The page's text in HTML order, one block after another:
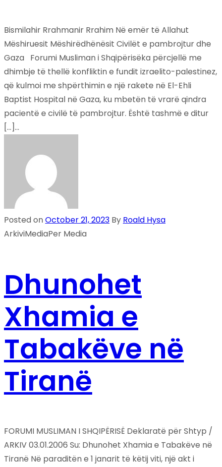
Bismilahir Rrahmanir Rrahim Në emër të Allahut
Mëshiruesit Mëshirëdhënësit Civilët e pambrojtur dhe
Gaza Forumi Musliman i Shqipërisëka përcjellë me
dhimbje të thellë konfliktin e fundit izraelito-palestinez,
që kulmoi me shpërthimin e një rakete në El-Ehli
Baptist Hospital në Gaza, ku mbetën të vrarë qindra
pacientë e civilë të pambrojtur. Është tashmë e ditur
[…]...
Posted onOctober 21, 2023 By Roald Hysa
ArkiviMediaPer Media
Dhunohet
Xhamia e
Tabakëve në
Tiranë
FORUMI MUSLIMAN I SHQIPËRISË Deklaratë për Shtyp /
ARKIV 03.01.2006 Su: Dhunohet Xhamia e Tabakëve në
Tiranë Në paraditën e 1 janarit të këtij viti, një akt i